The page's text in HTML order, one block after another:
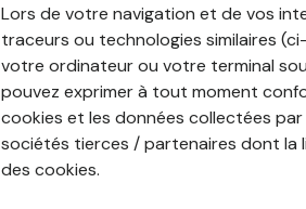
Lors de votre navigation et de vos
traceurs ou technologies similaires
votre ordinateur ou votre terminal
pouvez exprimer à tout moment
cookies et les données collectées
sociétés tierces / partenaires dont la
des cookies.